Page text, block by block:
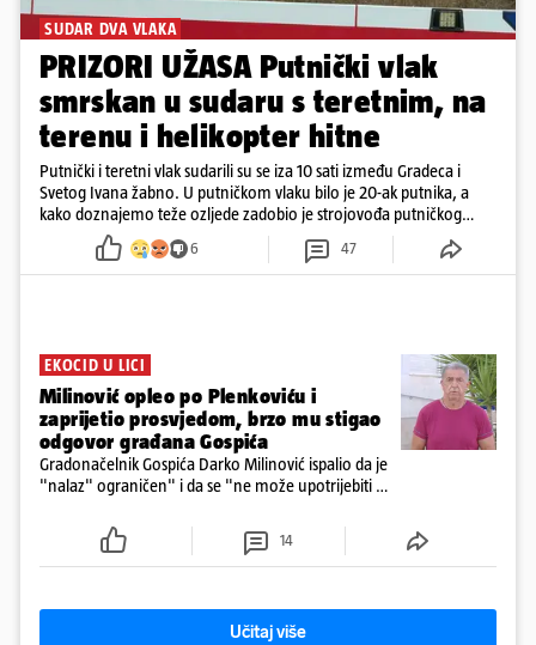
SUDAR DVA VLAKA
PRIZORI UŽASA Putnički vlak
smrskan u sudaru s teretnim, na
terenu i helikopter hitne
Putnički i teretni vlak sudarili su se iza 10 sati između Gradeca i
Svetog Ivana žabno. U putničkom vlaku bilo je 20-ak putnika, a
kako doznajemo teže ozljede zadobio je strojovođa putničkog
vlaka. Zatvoren je promet, a fotoreporteri Prigorskog objavili su
prve snimke s mjesta sudara
6 47
EKOCID U LICI
Milinović opleo po Plenkoviću i
zaprijetio prosvjedom, brzo mu stigao
odgovor građana Gospića
Gradonačelnik Gospića Darko Milinović ispalio da je
"nalaz" ograničen" i da se "ne može upotrijebiti za
ga je naručio Uskok i da je dio spisa
14
Učitaj više